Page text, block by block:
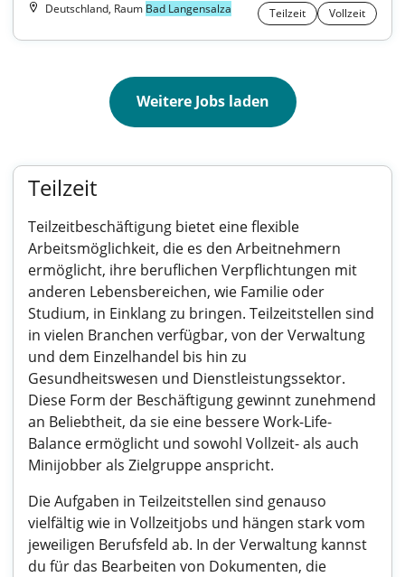
Deutschland, Raum Bad Langensalza Teilzeit Vollzeit
Weitere Jobs laden
Teilzeit
Teilzeitbeschäftigung bietet eine flexible
Arbeitsmöglichkeit, die es den Arbeitnehmern
ermöglicht, ihre beruflichen Verpflichtungen mit
anderen Lebensbereichen, wie Familie oder
Studium, in Einklang zu bringen. Teilzeitstellen sind
in vielen Branchen verfügbar, von der Verwaltung
und dem Einzelhandel bis hin zu
Gesundheitswesen und Dienstleistungssektor.
Diese Form der Beschäftigung gewinnt zunehmend
an Beliebtheit, da sie eine bessere Work-Life-
Balance ermöglicht und sowohl Vollzeit- als auch
Minijobber als Zielgruppe anspricht.
Die Aufgaben in Teilzeitstellen sind genauso
vielfältig wie in Vollzeitjobs und hängen stark vom
jeweiligen Berufsfeld ab. In der Verwaltung kannst
du für das Bearbeiten von Dokumenten, die